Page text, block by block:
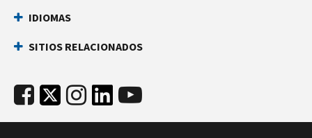
IDIOMAS
SITIOS RELACIONADOS